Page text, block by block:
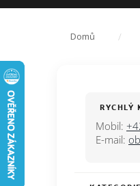
Domů
RYCHLÝ
Mobil:
E-mail: